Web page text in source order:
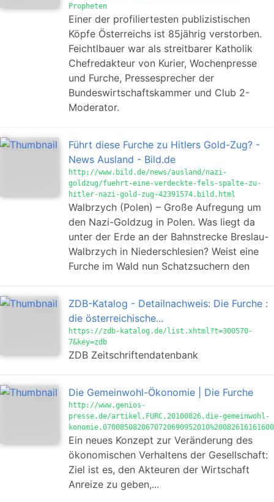
Propheten
Einer der profiliertesten publizistischen
Köpfe Österreichs ist 85jährig verstorben.
Feichtlbauer war als streitbarer Katholik
Chefredakteur von Kurier, Wochenpresse
und Furche, Pressesprecher der
Bundeswirtschaftskammer und Club 2-
Moderator.
Führt diese Furche zu Hitlers Gold-Zug? -
News Ausland - Bild.de
http://www.bild.de/news/ausland/nazi-
goldzug/fuehrt-eine-verdeckte-fels-spalte-zu-
hitler-nazi-gold-zug-42391574.bild.html
Walbrzych (Polen) – Große Aufregung um
den Nazi-Goldzug in Polen. Was liegt da
unter der Erde an der Bahnstrecke Breslau-
Walbrzych in Niederschlesien? Weist eine
Furche im Wald nun Schatzsuchern den
ZDB-Katalog - Detailnachweis: Die Furche :
die österreichische...
https://zdb-katalog.de/list.xhtml?t=300570-
7&key=zdb
ZDB Zeitschriftendatenbank
Die Gemeinwohl-Ökonomie | Die Furche
http://www.genios-
presse.de/artikel,FURC,20100826,die-gemeinwohl-
Ein neues Konzept zur Veränderung des
ökonomischen Verhaltens der Gesellschaft:
Ziel ist es, den Akteuren der Wirtschaft
Anreize zu geben,...